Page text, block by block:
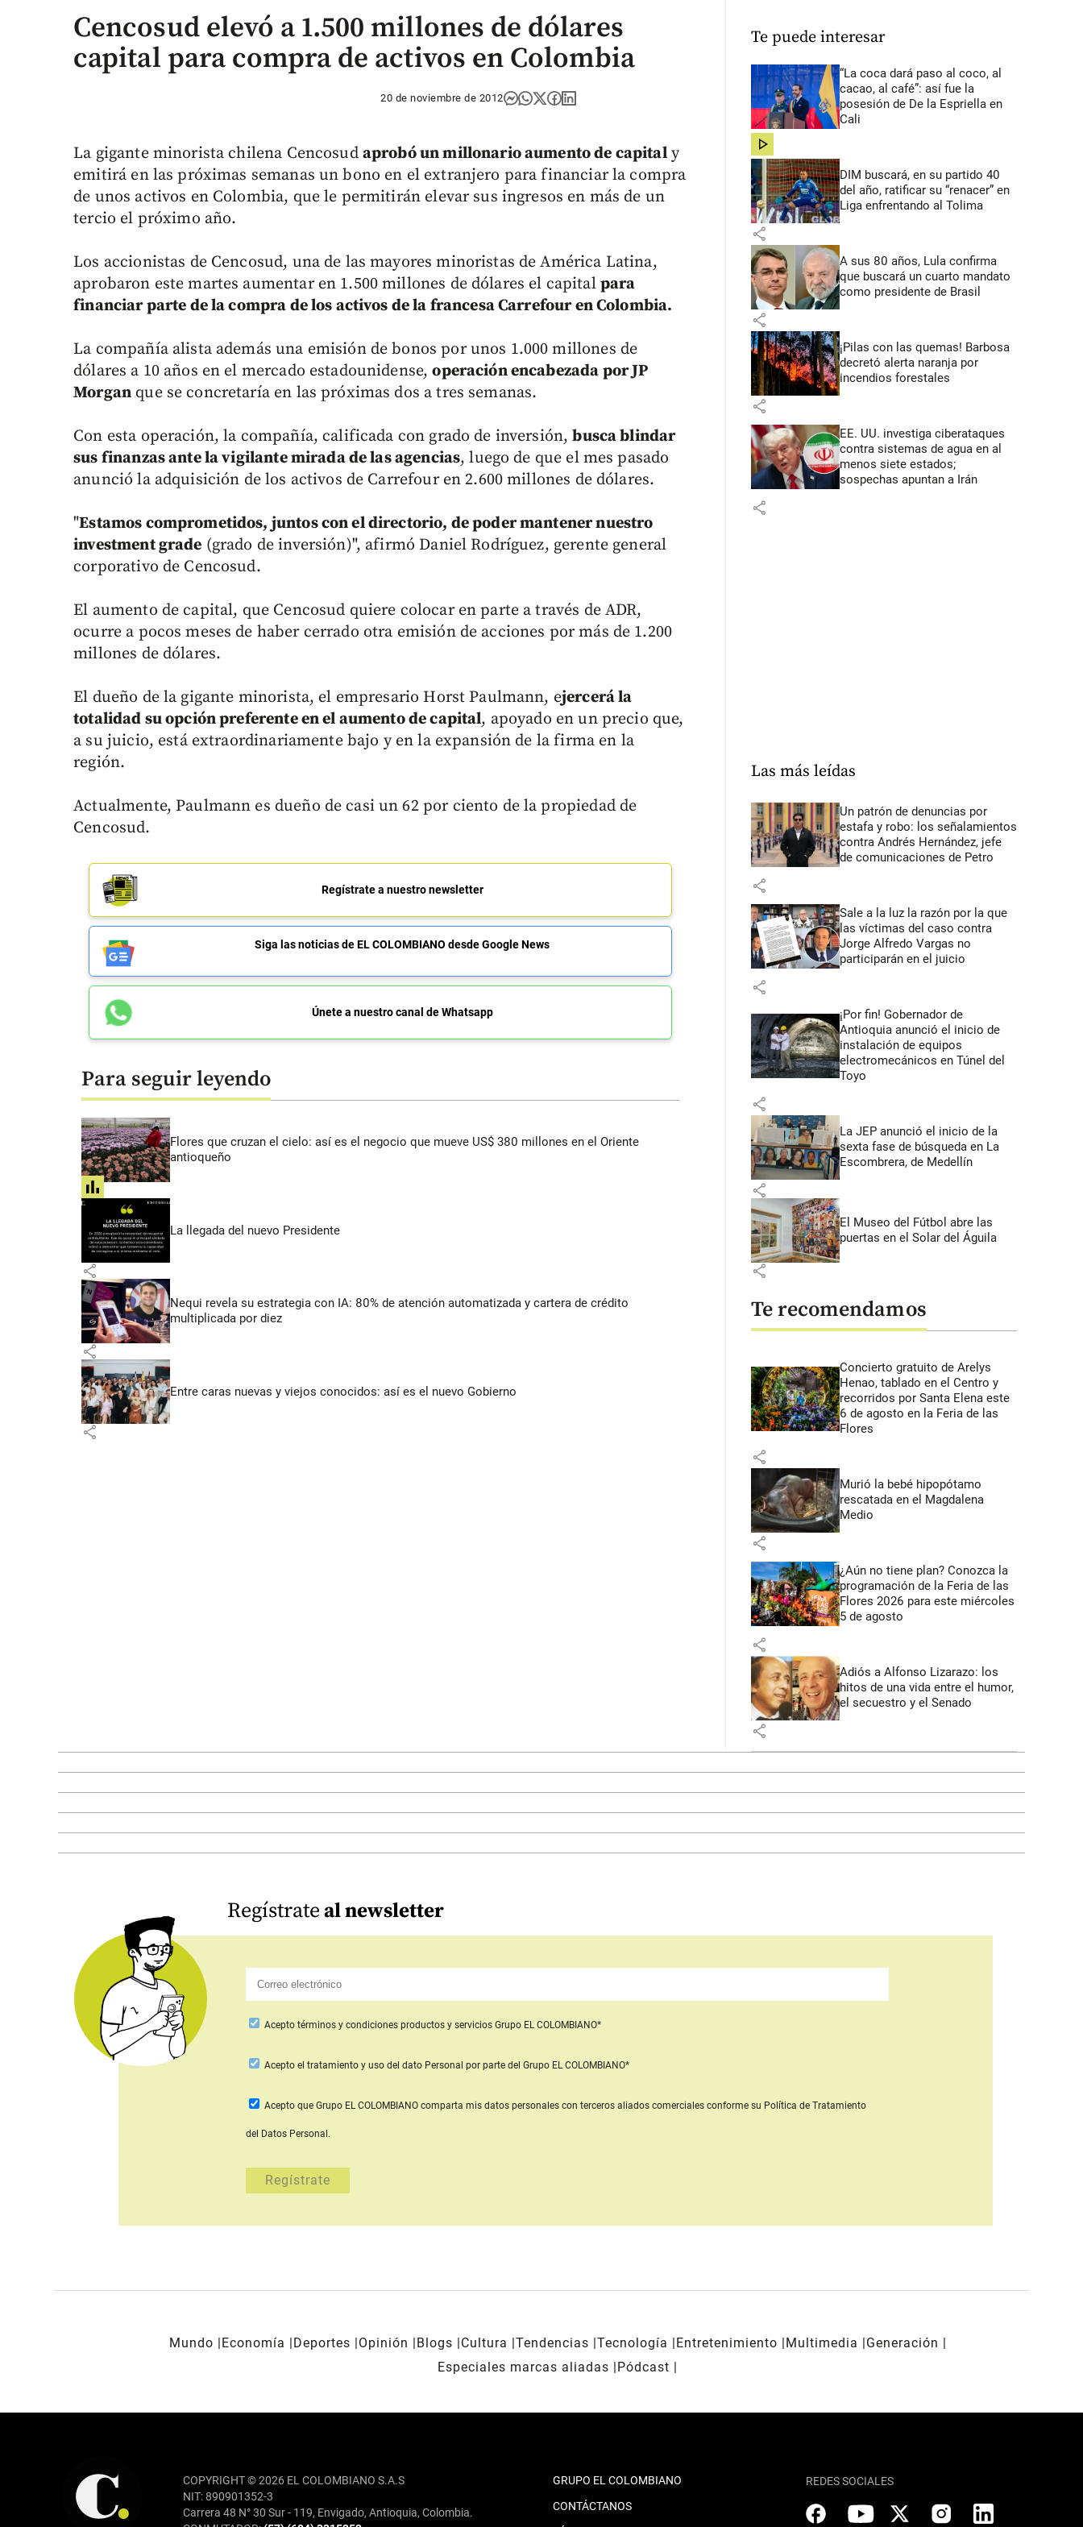
Cencosud elevó a 1.500 millones de dólares
capital para compra de activos en Colombia
20 de noviembre de 2012
La gigante minorista chilena Cencosud aprobó un millonario aumento de capitaly
emitirá en las próximas semanas un bono en el extranjero para financiar la compra
de unos activos en Colombia, que le permitirán elevar sus ingresos en más de un
tercio el próximo año.
Los accionistas de Cencosud, una de las mayores minoristas de América Latina,
aprobaron este martes aumentar en 1.500 millones de dólares el capital para
financiar parte de la compra de los activos de la francesa Carrefour en Colombia.
La compañía alista además una emisión de bonos por unos 1.000 millones de
dólares a 10 años en el mercado estadounidense,operación encabezada por JP
Morgan que se concretaría en las próximas dos a tres semanas.
Con esta operación, la compañía, calificada con grado de inversión,busca blindar
sus finanzas ante la vigilante mirada de las agencias, luego de que el mes pasado
anunció la adquisición de los activos de Carrefour en 2.600 millones de dólares.
"Estamos comprometidos, juntos con el directorio, de poder mantener nuestro
investment grade (grado de inversión)", afirmó Daniel Rodríguez, gerente general
corporativo de Cencosud.
El aumento de capital, que Cencosud quiere colocar en parte a través de ADR,
ocurre a pocos meses de haber cerrado otra emisión de acciones por más de 1.200
millones de dólares.
El dueño de la gigante minorista, el empresario Horst Paulmann, ejercerá la
totalidad su opción preferente en el aumento de capital, apoyado en un precio que,
a su juicio, está extraordinariamente bajo y en la expansión de la firma en la
región.
Actualmente, Paulmann es dueño de casi un 62 por ciento de la propiedad de
Cencosud.
Regístrate a nuestro newsletter
Siga las noticias de EL COLOMBIANO desde Google News
Únete a nuestro canal de Whatsapp
Para seguir leyendo
Flores que cruzan el cielo: así es el negocio que mueve US$ 380 millones en el Oriente
antioqueño
share
La llegada del nuevo Presidente
share
Nequi revela su estrategia con IA: 80% de atención automatizada y cartera de crédito
multiplicada por diez
share
Entre caras nuevas y viejos conocidos: así es el nuevo Gobierno
share
Te puede interesar
“La coca dará paso al coco, al
cacao, al café”: así fue la
posesión de De la Espriella en
Cali
share
DIM buscará, en su partido 40
del año, ratificar su “renacer” en
Liga enfrentando al Tolima
share
A sus 80 años, Lula confirma
que buscará un cuarto mandato
como presidente de Brasil
share
¡Pilas con las quemas! Barbosa
decretó alerta naranja por
incendios forestales
share
EE. UU. investiga ciberataques
contra sistemas de agua en al
menos siete estados;
sospechas apuntan a Irán
share
Las más leídas
Un patrón de denuncias por
estafa y robo: los señalamientos
contra Andrés Hernández, jefe
de comunicaciones de Petro
share
Sale a la luz la razón por la que
las víctimas del caso contra
Jorge Alfredo Vargas no
participarán en el juicio
share
¡Por fin! Gobernador de
Antioquia anunció el inicio de
instalación de equipos
electromecánicos en Túnel del
Toyo
share
La JEP anunció el inicio de la
sexta fase de búsqueda en La
Escombrera, de Medellín
share
El Museo del Fútbol abre las
puertas en el Solar del Águila
share
Te recomendamos
Concierto gratuito de Arelys
Henao, tablado en el Centro y
recorridos por Santa Elena este
6 de agosto en la Feria de las
Flores
share
Murió la bebé hipopótamo
rescatada en el Magdalena
Medio
share
¿Aún no tiene plan? Conozca la
programación de la Feria de las
Flores 2026 para este miércoles
5 de agosto
share
Adiós a Alfonso Lizarazo: los
hitos de una vida entre el humor,
el secuestro y el Senado
share
Regístrateal newsletter
Acepto términos y condiciones productos y servicios Grupo EL COLOMBIANO*
Aceptoel tratamiento y uso del dato Personal por parte del Grupo EL COLOMBIANO*
Acepto que Grupo EL COLOMBIANO comparta mis datos personales con terceros aliados comercialesconforme su Política de Tratamiento
del Datos Personal.
Mundo Economía Deportes Opinión Blogs Cultura Tendencias Tecnología Entretenimiento Multimedia
Generación
Especiales marcas aliadas
Pódcast
COPYRIGHT © 2026 EL COLOMBIANO S.A.S
NIT: 890901352-3
Carrera 48 N° 30 Sur - 119, Envigado, Antioquia, Colombia.
GRUPO EL COLOMBIANO
CONTÁCTANOS
REDES SOCIALES